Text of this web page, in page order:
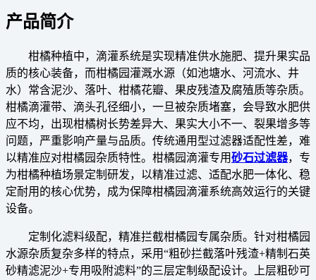
产品简介
柑橘种植中，滴灌系统是实现精准供水施肥、提升果实品
质的核心装备，而柑橘园灌溉水源（如池塘水、河流水、井
水）常含泥沙、落叶、柑橘花瓣、果皮残渣及腐殖质等杂质。
柑橘滴灌带、滴头孔径细小，一旦被杂质堵塞，会导致水肥供
应不均，出现柑橘树长势差异大、果实大小不一、裂果增多等
问题，严重影响产量与品质。传统通用型过滤器适配性差，难
以精准应对柑橘园杂质特性。柑橘园滴灌专用砂石过滤器，专
为柑橘种植场景定制研发，以精准过滤、适配水肥一体化、稳
定耐用的核心优势，成为保障柑橘园滴灌系统高效运行的关键
设备。
定制化滤料级配，精准拦截柑橘园专属杂质。针对柑橘园
水源杂质复杂多样的特点，采用“粗砂拦截落叶残渣+精制石英
砂精滤泥沙+专用吸附滤料”的三层定制级配设计。上层粗砂可